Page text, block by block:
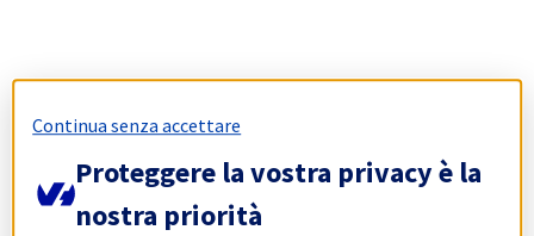
Continua senza accettare
Proteggere la vostra privacy è la
nostra priorità